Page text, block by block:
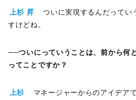
上杉 昇
ついに実現するんだってい
すけどね。
──ついにっていうことは、前から何
ってことですか？
上杉
マネージャーからのアイデア